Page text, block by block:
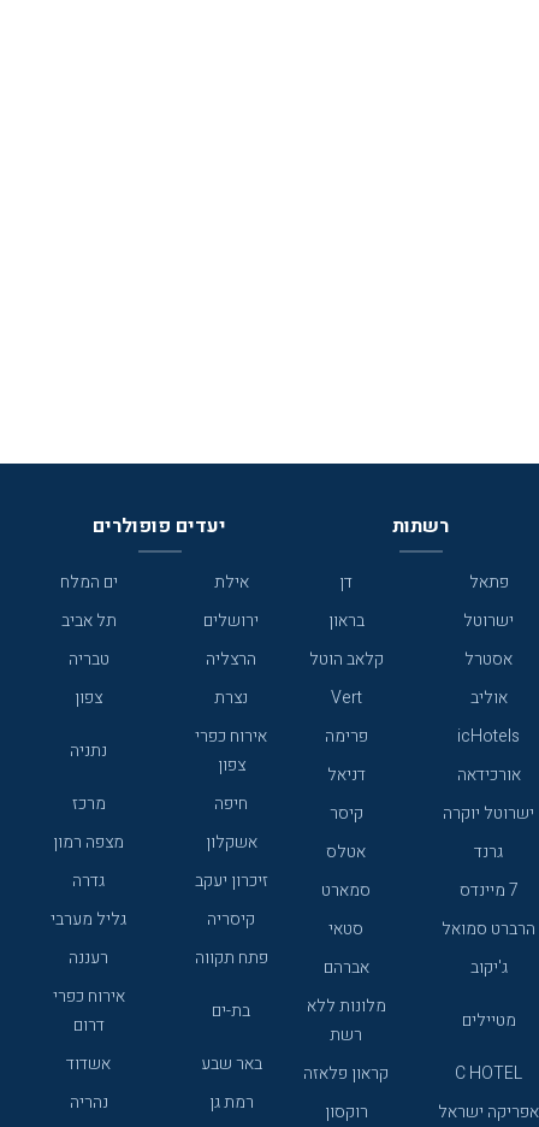
רשתות
פתאל
דן
ישרוטל
בראון
אסטרל
קלאב הוטל
אוליב
Vert
icHotels
פרימה
אורכידאה
דניאל
ישרוטל יוקרה
קיסר
גרנד
אטלס
7 מיינדס
סמארט
הרברט סמואל
סטאי
ג'יקוב
אברהם
מטיילים
מלונות ללא
רשת
C HOTEL
קראון פלאזה
אפריקה ישראל
רוקסון
יעדים פופולרים
אילת
ים המלח
ירושלים
תל אביב
הרצליה
טבריה
נצרת
צפון
אירוח כפרי
צפון
נתניה
חיפה
מרכז
אשקלון
מצפה רמון
זיכרון יעקב
גדרה
קיסריה
גליל מערבי
פתח תקווה
רעננה
בת-ים
אירוח כפרי
דרום
באר שבע
אשדוד
רמת גן
נהריה